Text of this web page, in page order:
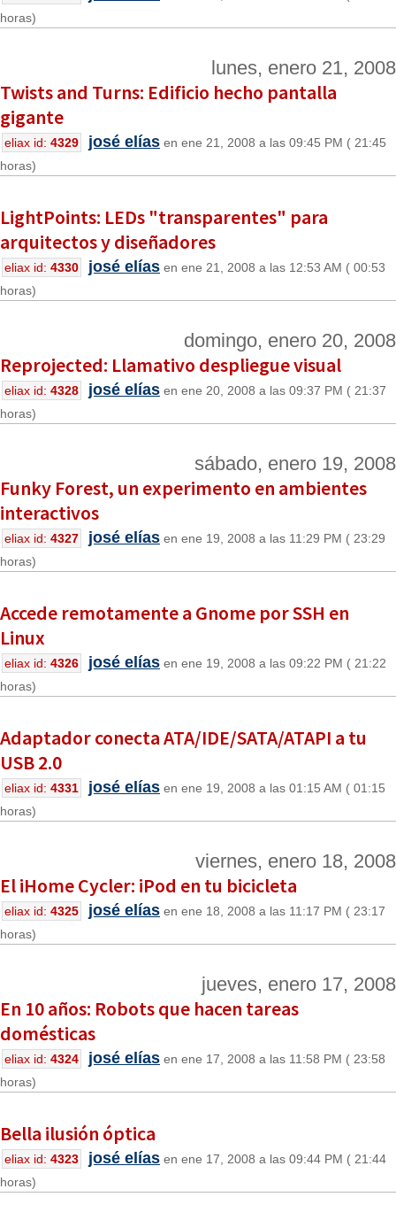
horas)
lunes, enero 21, 2008
Twists and Turns: Edificio hecho pantalla
gigante
eliax id: 4329 josé elías en ene 21, 2008 a las 09:45 PM ( 21:45
horas)
LightPoints: LEDs "transparentes" para
arquitectos y diseñadores
eliax id: 4330 josé elías en ene 21, 2008 a las 12:53 AM ( 00:53
horas)
domingo, enero 20, 2008
Reprojected: Llamativo despliegue visual
eliax id: 4328 josé elías en ene 20, 2008 a las 09:37 PM ( 21:37
horas)
sábado, enero 19, 2008
Funky Forest, un experimento en ambientes
interactivos
eliax id: 4327 josé elías en ene 19, 2008 a las 11:29 PM ( 23:29
horas)
Accede remotamente a Gnome por SSH en
Linux
eliax id: 4326 josé elías en ene 19, 2008 a las 09:22 PM ( 21:22
horas)
Adaptador conecta ATA/IDE/SATA/ATAPI a tu
USB 2.0
eliax id: 4331 josé elías en ene 19, 2008 a las 01:15 AM ( 01:15
horas)
viernes, enero 18, 2008
El iHome Cycler: iPod en tu bicicleta
eliax id: 4325 josé elías en ene 18, 2008 a las 11:17 PM ( 23:17
horas)
jueves, enero 17, 2008
En 10 años: Robots que hacen tareas
domésticas
eliax id: 4324 josé elías en ene 17, 2008 a las 11:58 PM ( 23:58
horas)
Bella ilusión óptica
eliax id: 4323 josé elías en ene 17, 2008 a las 09:44 PM ( 21:44
horas)